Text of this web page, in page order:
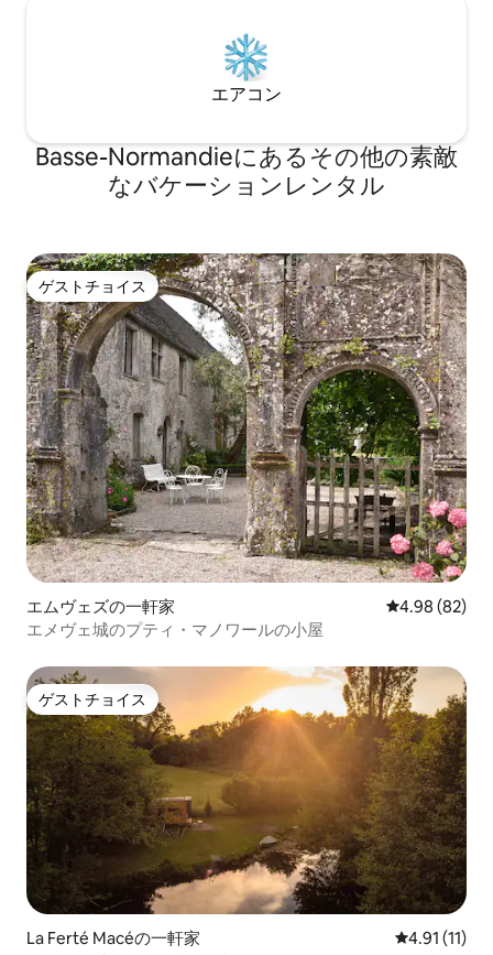
エアコン
Basse-Normandieにあるその他の素敵
なバケーションレンタル
ゲストチョイス
ゲストチョイス
エムヴェズの一軒家 レビュー82
4.98 (82)
エメヴェ城のプティ・マノワールの小屋
ゲストチョイス
ゲストチョイス
La Ferté Macéの一軒家 レビュー11
4.91 (11)